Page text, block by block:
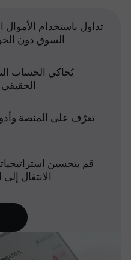
تداول باستخدام
السوق دون
يُحاكي الحساب
تعرّف على المنصة
قم بتحسين
الانتقال